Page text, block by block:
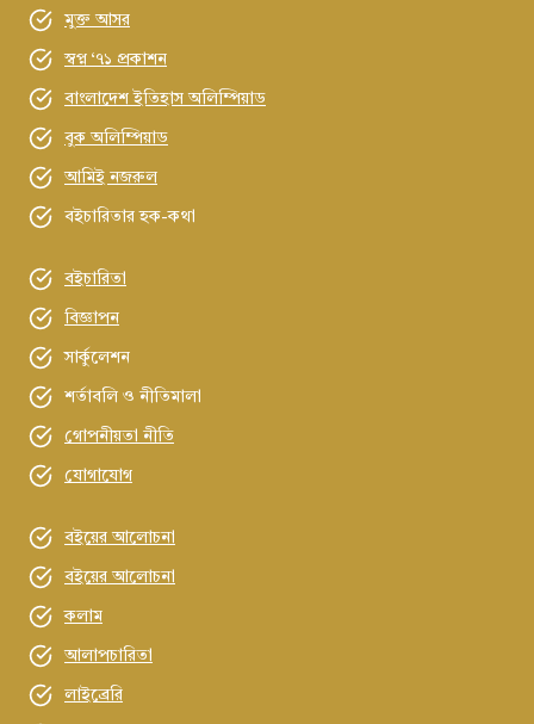
ব্যাপী
বরিশাল
বিভাগীয়
মুক্ত আসর
স্বপ্ন ‘৭১ প্রকাশন
বাংলাদেশ ইতিহাস অলিম্পিয়াড
বুক অলিম্পিয়াড
আমিই নজরুল
বইচারিতার হক-কথা
বইচারিতা
বিজ্ঞাপন
সার্কুলেশন
শর্তাবলি ও নীতিমালা
গোপনীয়তা নীতি
যোগাযোগ
বইয়ের আলোচনা
বইয়ের আলোচনা
কলাম
আলাপচারিতা
লাইব্রেরি